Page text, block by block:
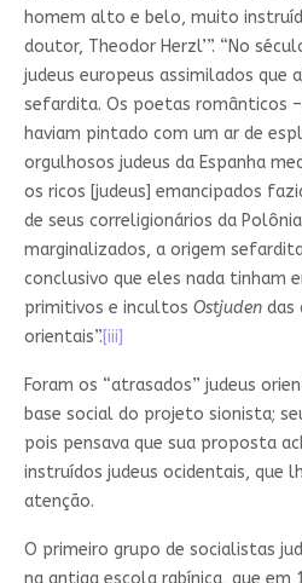
homem alto e belo, muito
doutor, Theodor Herzl’”. “No
judeus europeus assimilados que
sefardita. Os poetas românticos
haviam pintado com um ar de
orgulhosos judeus da Espanha
os ricos [judeus] emancipados
de seus correligionários da
marginalizados, a origem
conclusivo que eles nada tinham
primitivos e incultos Ostjudendas
orientais”.[iii]
Foram os “atrasados” judeus
base social do projeto sionista;
pois pensava que sua proposta
instruídos judeus ocidentais, que
atenção.
O primeiro grupo de socialistas
na antiga escola rabínica, que